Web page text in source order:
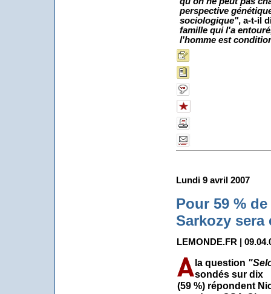
perspective
sociologique", a-t-il
famille qui l'a
l'homme est
Lundi 9 avril 2007
Pour 59 %
Sarkozy sera
LEMONDE.FR |
la question
sondés sur dix
(59 %) répondent